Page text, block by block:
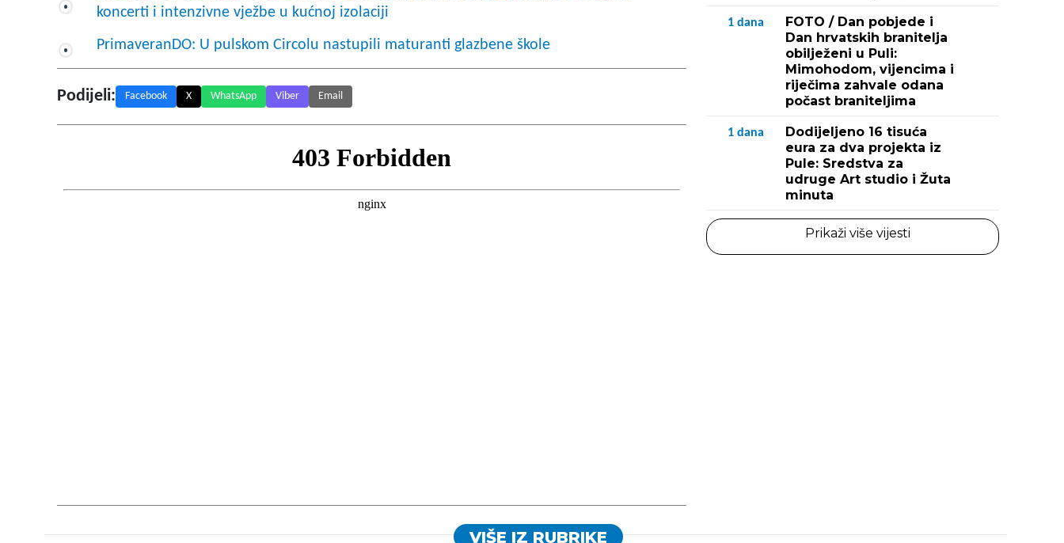
koncerti i intenzivne vježbe u kućnoj izolaciji
PrimaveranDO: U pulskom Circolu nastupili maturanti glazbene škole
Podijeli: Facebook X WhatsApp Viber Email
1 dana
FOTO / Dan pobjede i
Dan hrvatskih branitelja
obilježeni u Puli:
Mimohodom, vijencima i
riječima zahvale odana
počast braniteljima
1 dana
Dodijeljeno 16 tisuća
eura za dva projekta iz
Pule: Sredstva za
udruge Art studio i Žuta
minuta
Prikaži više vijesti
VIŠE IZ RUBRIKE